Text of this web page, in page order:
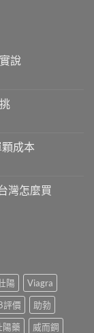
說
成本
灣怎麼買
陽
Viagra
評價
助勃
陽藥
威而鋼